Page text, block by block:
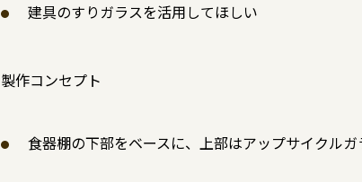
建具のすりガラスを活用してほしい
製作コンセプト
食器棚の下部をベースに、上部はアップサイクル